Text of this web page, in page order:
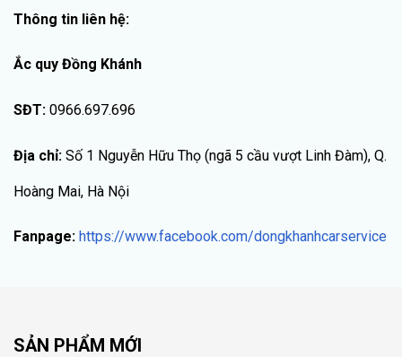
Thông tin liên hệ:
Ắc quy Đồng Khánh
SĐT: 0966.697.696
Địa chỉ: Số 1 Nguyễn Hữu Thọ (ngã 5 cầu vượt Linh Đàm), Q.
Hoàng Mai, Hà Nội
Fanpage: https://www.facebook.com/dongkhanhcarservice
SẢN PHẨM MỚI